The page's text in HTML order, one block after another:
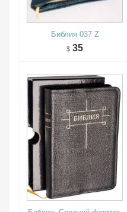
Библия 037 Z
35